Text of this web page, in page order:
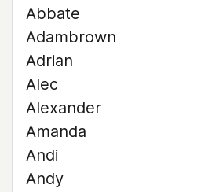
Abbate
Adambrown
Adrian
Alec
Alexander
Amanda
Andi
Andy